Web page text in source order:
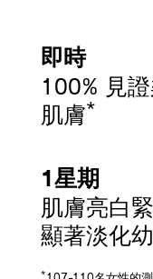
即時
100% 見
肌膚*
1星期
肌膚亮白
顯著淡化
*